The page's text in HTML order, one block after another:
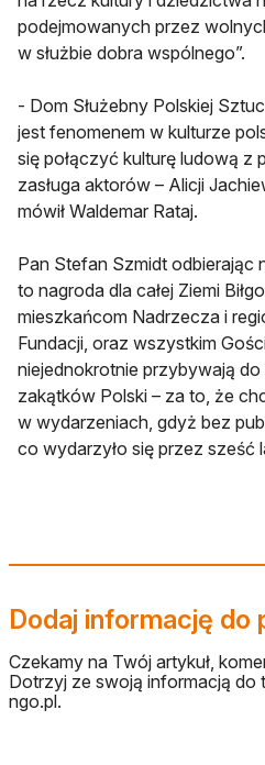
podejmowanych przez
w służbie dobra wspólnego”.
- Dom Służebny Polskiej
jest fenomenem w kulturze
się połączyć kulturę ludową z
zasługa aktorów – Alicji
mówił Waldemar Rataj.
Pan Stefan Szmidt odbierając
to nagroda dla całej Ziemi
mieszkańcom Nadrzecza i
Fundacji, oraz wszystkim
niejednokrotnie przybywają
zakątków Polski – za to, że
w wydarzeniach, gdyż bez
co wydarzyło się przez sześć
Dodaj informację do
Czekamy na Twój artykuł,
Dotrzyj ze swoją informacją
ngo.pl.